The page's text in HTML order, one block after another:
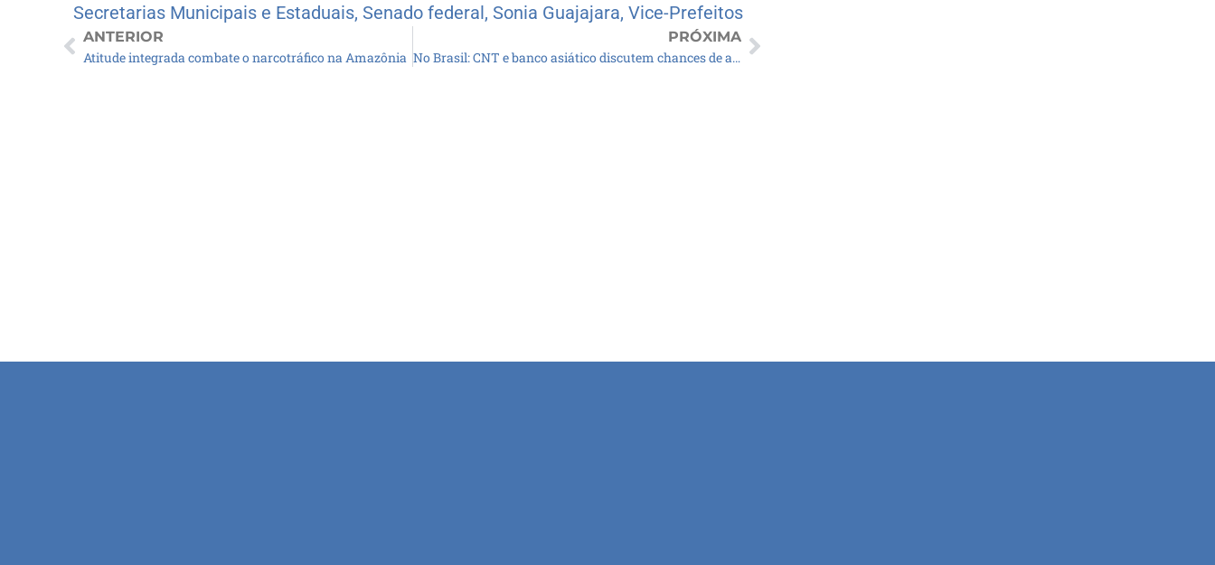
Secretarias Municipais e Estaduais, Senado federal, Sonia Guajajara, Vice-Prefeitos
ANTERIOR
Atitude integrada combate o narcotráfico na Amazônia
PRÓXIMA
No Brasil: CNT e banco asiático discutem chances de aplicações em infraestrutura